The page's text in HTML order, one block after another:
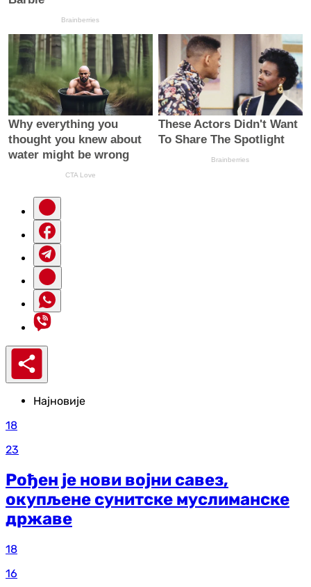
Најновије
18
23
Рођен је нови војни савез,
окупљене сунитске муслиманске
државе
18
16